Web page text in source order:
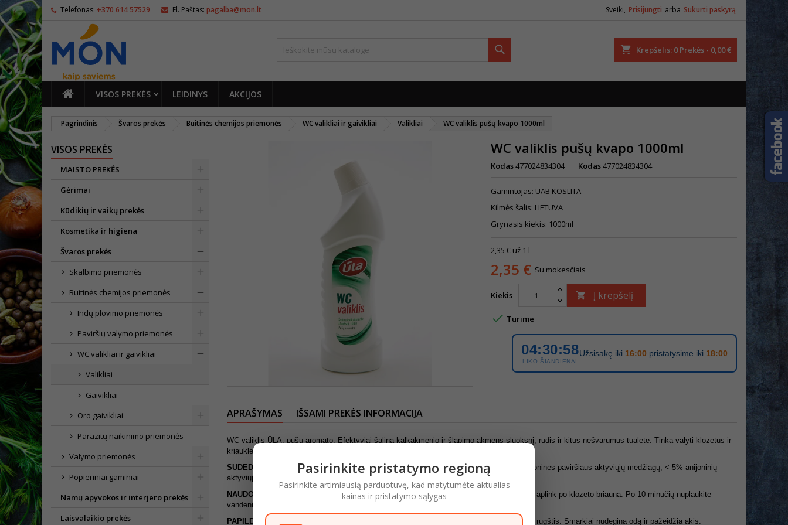
Telefonas: +370 614 57529 El. Paštas: pagalba@mon.lt Sveiki, Prisijungti arba Sukurti paskyrą
Krepšelis 0 Prekės - 0,00 €
PAGRINDINIS
VISOS PREKĖS LEIDINYS AKCIJOS
Pagrindinis Švaros prekės Buitinės chemijos priemonės WC valikliai ir gaivikliai Valikliai WC valiklis pušų kvapo 1000ml
VISOS PREKĖS
MAISTO PREKĖS
Gėrimai
Kūdikių ir vaikų prekės
Kosmetika ir higiena
Švaros prekės
Skalbimo priemonės
Buitinės chemijos priemonės
Indų plovimo priemonės
Paviršių valymo priemonės
WC valikliai ir gaivikliai
Valikliai
Gaivikliai
Oro gaivikliai
Parazitų naikinimo priemonės
Valymo priemonės
Popieriniai gaminiai
Namų apyvokos ir interjero prekės
Laisvalaikio prekės
WC valiklis pušų kvapo 1000ml
Kodas477024834304 Kodas477024834304
Gamintojas: UAB KOSLITA
Kilmės šalis: LIETUVA
Grynasis kiekis: 1000ml
2,35 € už 1 l
2,35 € Su mokesčiais
Kiekis  Į krepšelį
 Turime
04:30:58
LIKO ŠIANDIENAI
Užsisakę iki 16:00 pristatysime iki 18:00
APRAŠYMAS IŠSAMI PREKĖS INFORMACIJA
WC valiklis ŪLA, pušų aromato. Efektyviai šalina kalkakmenio ir šlapimo akmens sluoksnį, rūdis ir kitus nešvarumus tualete. Tinka valyti klozetus ir
kriaukles. Malonaus kvapo.
SUDEDAMOSIOSIOS DALYS:< 5% anijoninės paviršinio aktyvumo medžiagų, < 5% nejoninės paviršiaus aktyviųjų medžiagų, < 5% anijoninių
aktyviųjų paviršiaus medžiagų, kvapioji medžiaga, Limonene, dažiklis.
NAUDOJIMAS:
Nenaudokite marmuro emalės, metalo valymui. Užpilkite valiklio aplink po klozeto briauna. Po 10 minučių nuplaukite
vandeniu.
PAPILDOMA INFORMACIJA
Pavojinga. Sudėtyje yra fosforo rūgštis ir sulfamino rūgštis. Smarkiai nudegina odą ir pažeidžia akis.
Pasirinkite pristatymo regioną
Pasirinkite artimiausią parduotuvę, kad matytumėte aktualias
kainas ir pristatymo sąlygas